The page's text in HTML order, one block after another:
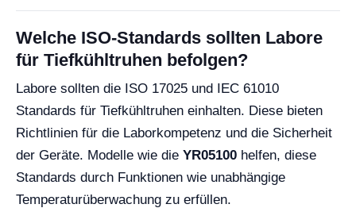
Welche ISO-Standards sollten Labore
für Tiefkühltruhen befolgen?
Labore sollten die ISO 17025 und IEC 61010
Standards für Tiefkühltruhen einhalten. Diese bieten
Richtlinien für die Laborkompetenz und die Sicherheit
der Geräte. Modelle wie die YR05100 helfen, diese
Standards durch Funktionen wie unabhängige
Temperaturüberwachung zu erfüllen.